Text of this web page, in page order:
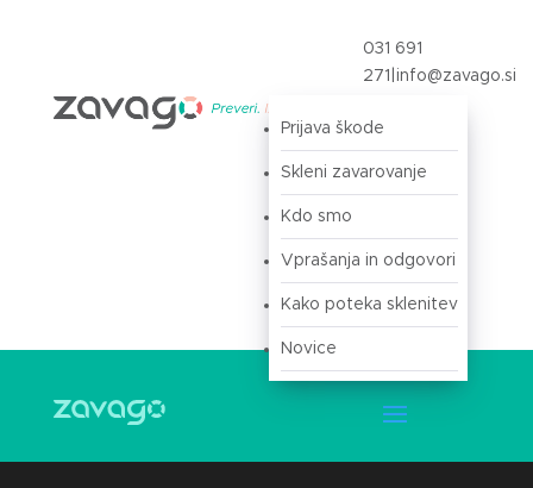
031 691
271 info@zavago.si
Prijava škode
Skleni zavarovanje
Kdo smo
Vprašanja in odgovori
Kako poteka sklenitev
Novice